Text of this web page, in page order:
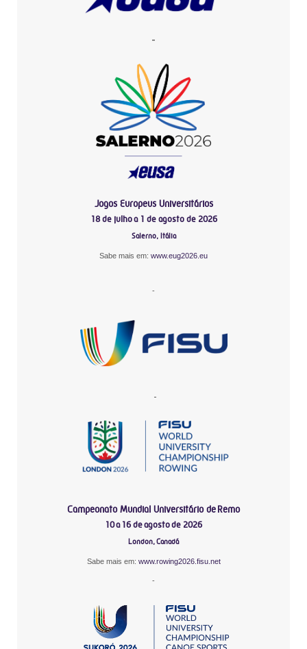
-
Jogos Europeus Universitários
18 de julho a 1 de agosto de 2026
Salerno, Itália
Sabe mais em: www.eug2026.eu
-
-
Campeonato Mundial Universitário de Remo
10 a 16 de agosto de 2026
London, Canadá
Sabe mais em: www.rowing2026.fisu.net
-